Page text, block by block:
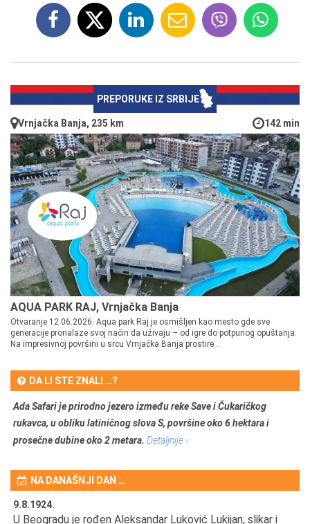
PREPORUKE IZ SRBIJE
Vrnjačka Banja, 235 km 142 min
AQUA PARK RAJ, Vrnjačka Banja
Otvaranje 12.06.2026. Aqua park Raj je osmišljen kao mesto gde sve
generacije pronalaze svoj način da uživaju – od igre do potpunog opuštanja.
Na impresivnoj površini u srcu Vrnjačka Banja prostire...
DA LI STE ZNALI …?
Ada Safari je prirodno jezero između reke Save i Čukaričkog
rukavca, u obliku latiničnog slova S, površine oko 6 hektara i
prosečne dubine oko 2 metara. Detaljnije ›
NA DANAŠNJI DAN …
9.8.1924.
U Beogradu je rođen Aleksandar Luković Lukijan, slikar i